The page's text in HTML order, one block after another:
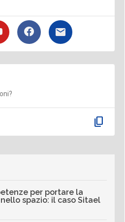
content_copy
per portare la
spazio: il caso Sitael